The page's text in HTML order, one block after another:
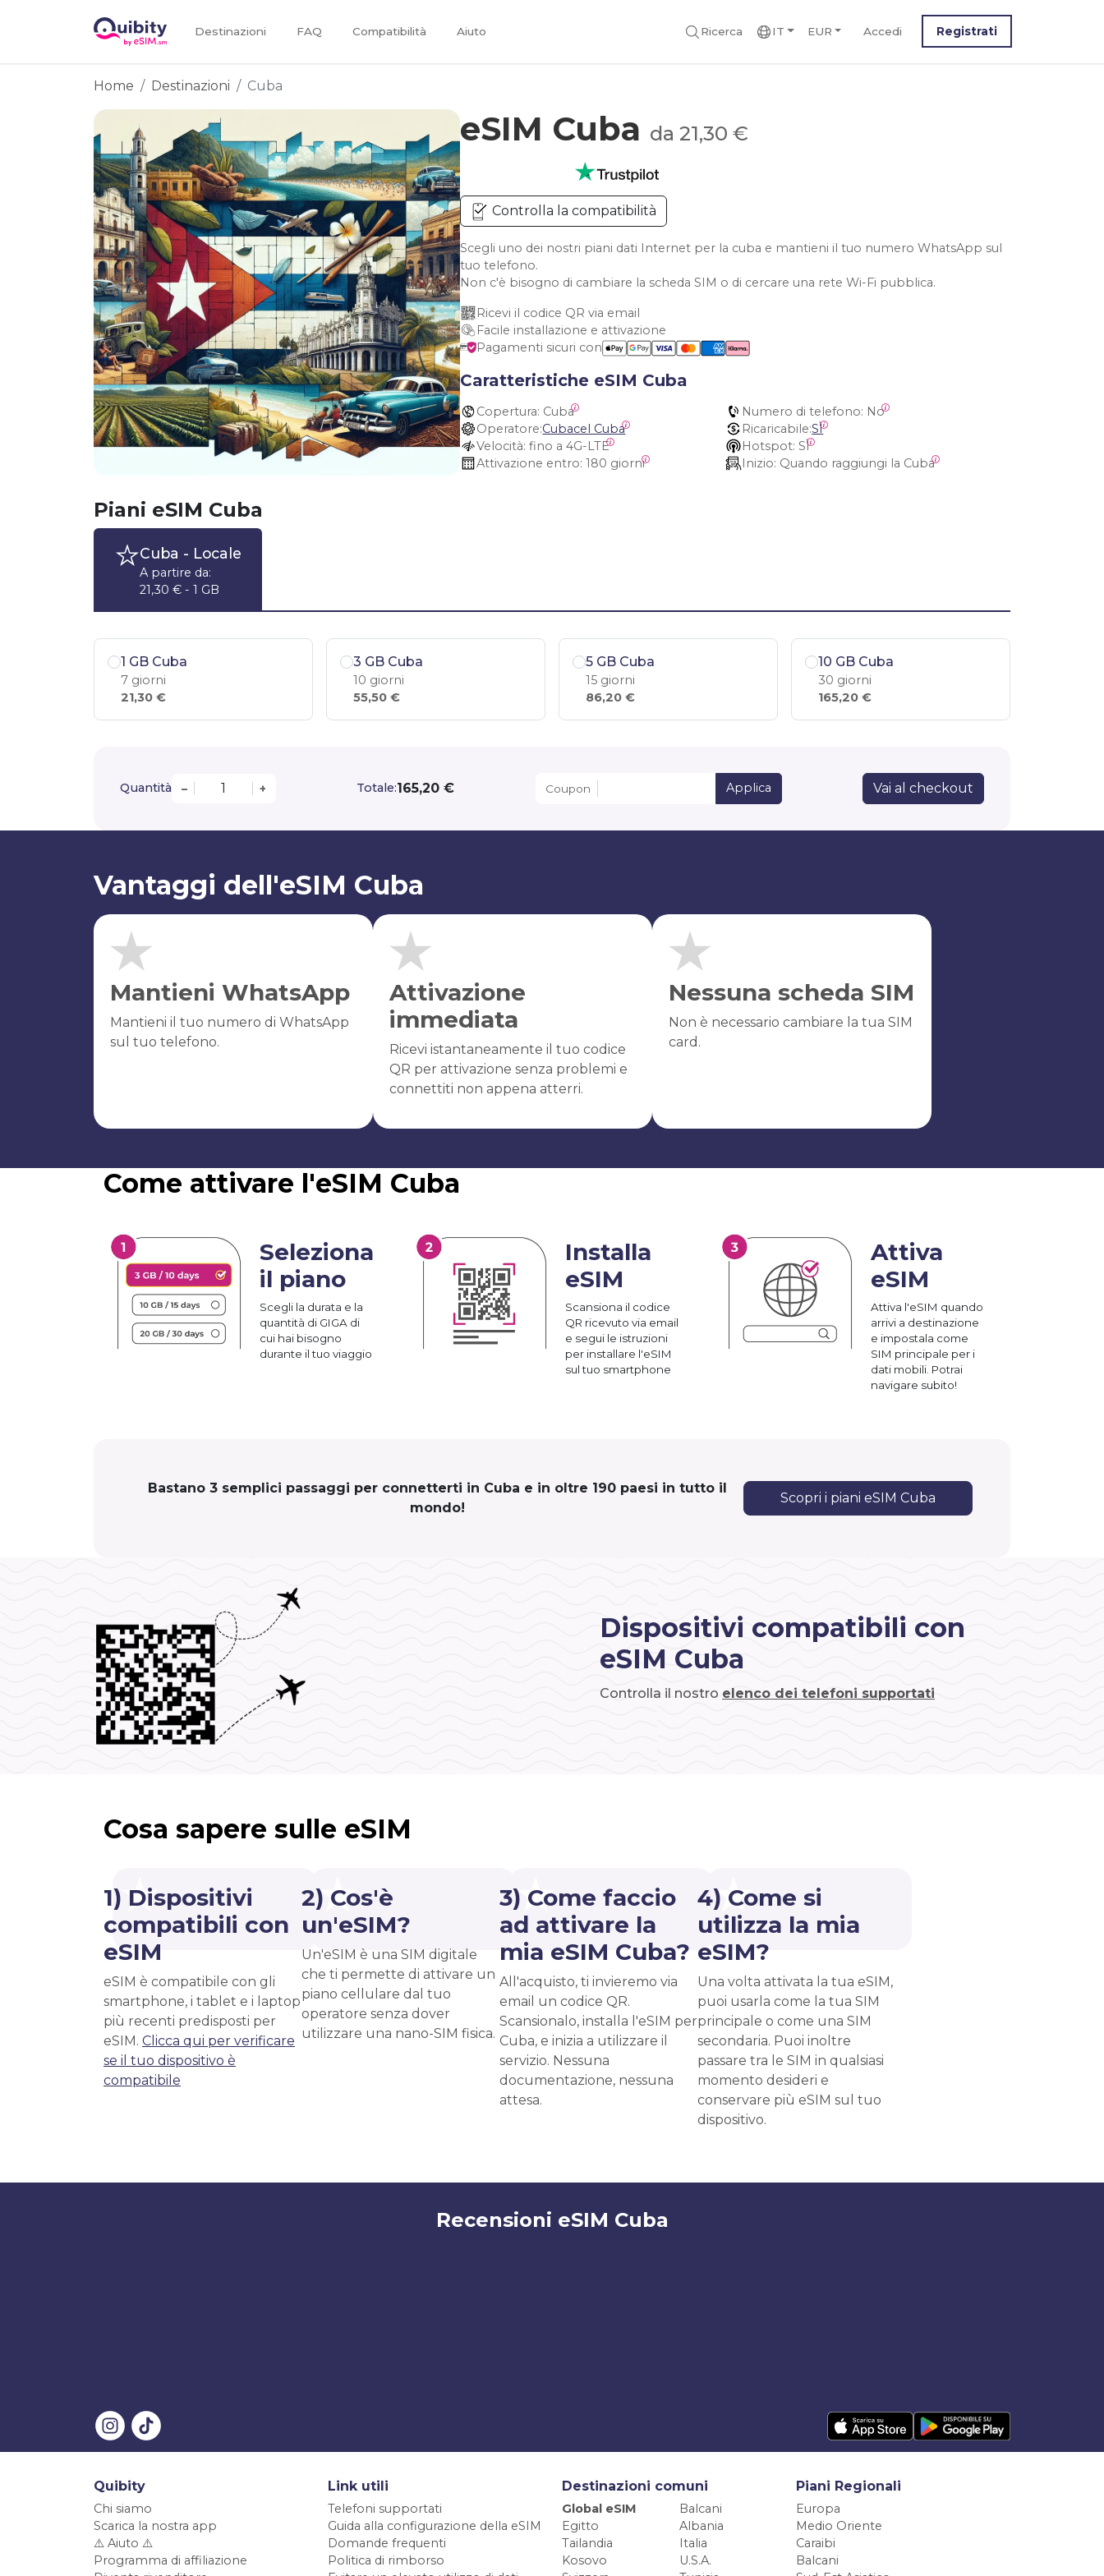
Destinazioni FAQ Compatibilità Aiuto Ricerca IT EUR Accedi Registrati
Home Destinazioni Cuba
eSIM Cuba da 21,30 €
Controlla la compatibilità
Scegli uno dei nostri piani dati Internet per la cuba e mantieni il tuo numero WhatsApp sul
tuo telefono.
Non c'è bisogno di cambiare la scheda SIM o di cercare una rete Wi-Fi pubblica.
Ricevi il codice QR via email
Facile installazione e attivazione
Pagamenti sicuri con
Caratteristiche eSIM Cuba
Copertura: Cuba Numero di telefono: No
Operatore:Cubacel Cuba Ricaricabile:SÌ
Velocità: fino a 4G-LTE Hotspot: SÌ
Attivazione entro: 180 giorni Inizio: Quando raggiungi la Cuba
Piani eSIM Cuba
Cuba - Locale
A partire da:
21,30 € - 1 GB
1 GB Cuba
7 giorni
21,30 €
3 GB Cuba
10 giorni
55,50 €
5 GB Cuba
15 giorni
86,20 €
10 GB Cuba
30 giorni
165,20 €
Quantità – + Totale:165,20 € Coupon Applica Vai al checkout
Vantaggi dell'eSIM Cuba
Mantieni WhatsApp
Mantieni il tuo numero di WhatsApp
sul tuo telefono.
Attivazione
immediata
Ricevi istantaneamente il tuo codice
QR per attivazione senza problemi e
connettiti non appena atterri.
Nessuna scheda SIM
Non è necessario cambiare la tua SIM
card.
Come attivare l'eSIM Cuba
Seleziona
il piano
Scegli la durata e la
quantità di GIGA di
cui hai bisogno
durante il tuo viaggio
Installa
eSIM
Scansiona il codice
QR ricevuto via email
e segui le istruzioni
per installare l'eSIM
sul tuo smartphone
Attiva
eSIM
Attiva l'eSIM quando
arrivi a destinazione
e impostala come
SIM principale per i
dati mobili. Potrai
navigare subito!
Bastano 3 semplici passaggi per connetterti in Cuba e in oltre 190 paesi in tutto il
mondo!
Scopri i piani eSIM Cuba
Dispositivi compatibili con
eSIM Cuba
Controlla il nostro elenco dei telefoni supportati
Cosa sapere sulle eSIM
1) Dispositivi
compatibili con
eSIM
eSIM è compatibile con gli
smartphone, i tablet e i laptop
più recenti predisposti per
eSIM. Clicca qui per verificare
se il tuo dispositivo è
compatibile
2) Cos'è
un'eSIM?
Un'eSIM è una SIM digitale
che ti permette di attivare un
piano cellulare dal tuo
operatore senza dover
utilizzare una nano-SIM fisica.
3) Come faccio
ad attivare la
mia eSIM Cuba?
All'acquisto, ti invieremo via
email un codice QR.
Scansionalo, installa l'eSIM per
Cuba, e inizia a utilizzare il
servizio. Nessuna
documentazione, nessuna
attesa.
4) Come si
utilizza la mia
eSIM?
Una volta attivata la tua eSIM,
puoi usarla come la tua SIM
principale o come una SIM
secondaria. Puoi inoltre
passare tra le SIM in qualsiasi
momento desideri e
conservare più eSIM sul tuo
dispositivo.
Recensioni eSIM Cuba
Quibity
Chi siamo
Scarica la nostra app
⚠️ Aiuto ⚠️
Programma di affiliazione
Link utili
Telefoni supportati
Guida alla configurazione della eSIM
Domande frequenti
Politica di rimborso
Destinazioni comuni
Global eSIM
Balcani
Egitto
Albania
Tailandia
Italia
Kosovo
U.S.A.
Piani Regionali
Europa
Medio Oriente
Caraibi
Balcani